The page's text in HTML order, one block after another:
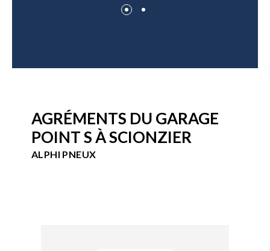
AGRÉMENTS DU GARAGE
POINT S À SCIONZIER
ALPHI PNEUX